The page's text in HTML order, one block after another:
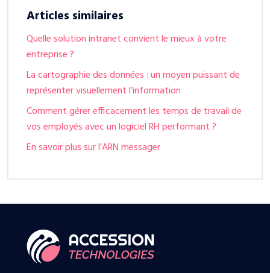
Articles similaires
Quelle solution intranet convient le mieux à votre
entreprise ?
La cartographie des données : un moyen puissant de
représenter visuellement l’information
Comment gérer efficacement les temps de travail de
vos employés avec un logiciel RH performant ?
En savoir plus sur l’ARN messager